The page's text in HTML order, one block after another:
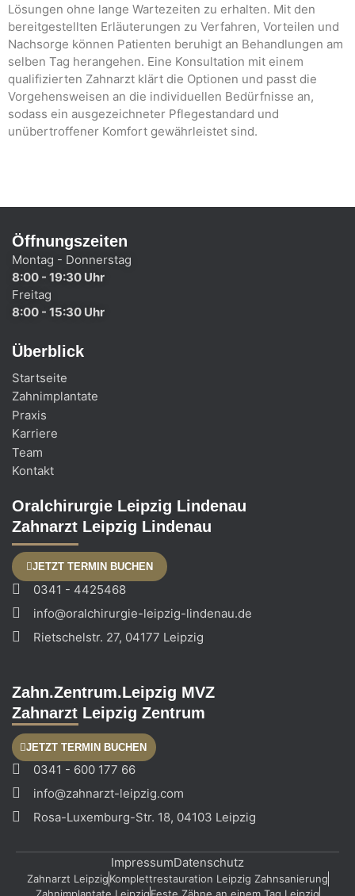
Lösungen ohne lange Wartezeiten zu erhalten. Mit den
bereitgestellten Erläuterungen zu Verfahren, Vorteilen und
Nachsorge können Patienten beruhigt an Behandlungen am
selben Tag herangehen. Eine Konsultation mit einem
qualifizierten Zahnarzt klärt die Optionen und passt die
Vorgehensweisen an die individuellen Bedürfnisse an,
sodass ein ausgezeichneter Pflegestandard und
unübertroffener Komfort gewährleistet sind.
Öffnungszeiten
Montag - Donnerstag
8:00 - 19:30 Uhr
Freitag
8:00 - 15:30 Uhr
Überblick
Startseite
Zahnimplantate
Praxis
Karriere
Team
Kontakt
Oralchirurgie Leipzig Lindenau
Zahnarzt Leipzig Lindenau
JETZT TERMIN BUCHEN
0341 - 4425468
info@oralchirurgie-leipzig-lindenau.de
Rietschelstr. 27, 04177 Leipzig
Zahn.Zentrum.Leipzig MVZ
Zahnarzt Leipzig Zentrum
JETZT TERMIN BUCHEN
0341 - 600 177 66
info@zahnarzt-leipzig.com
Rosa-Luxemburg-Str. 18, 04103 Leipzig
ImpressumDatenschutz
Zahnarzt LeipzigKomplettrestauration Leipzig Zahnsanierung
Zahnimplantate LeipzigFeste Zähne an einem Tag Leipzig